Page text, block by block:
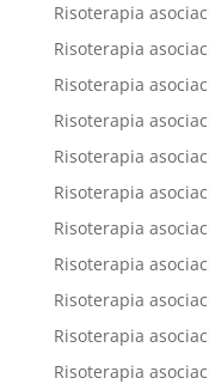
Risoterapia
Risoterapia
Risoterapia
Risoterapia
Risoterapia
Risoterapia
Risoterapia
Risoterapia
Risoterapia
Risoterapia
Risoterapia